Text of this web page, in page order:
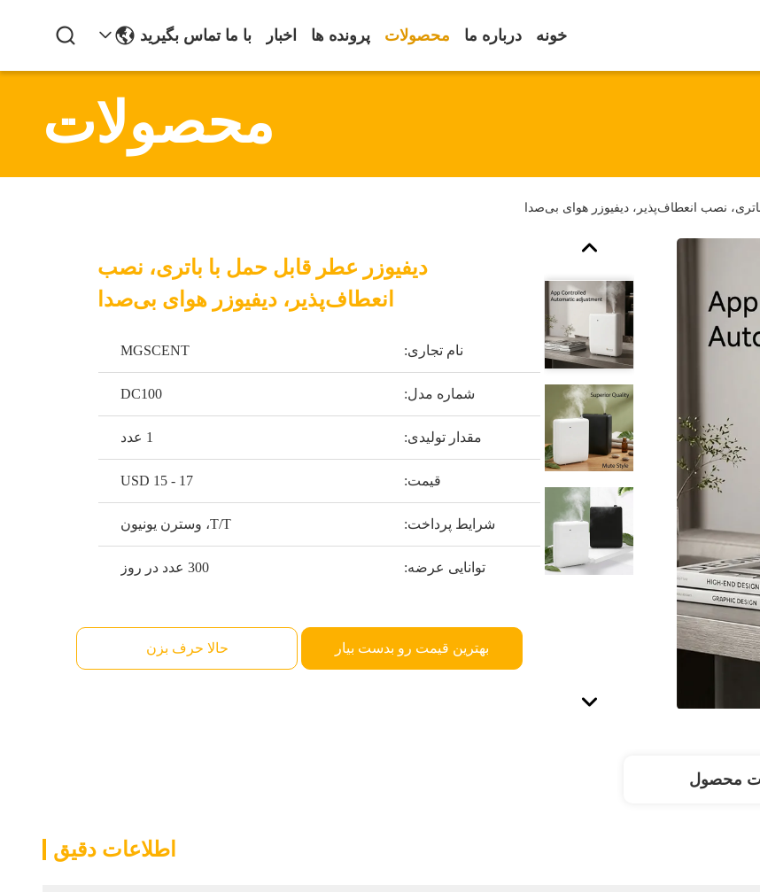
خونه درباره ما محصولات پرونده ها اخبار با ما تماس بگیرید
محصولات
نصب انعطاف‌پذیر، دیفیوزر هوای بی‌صدا
دیفیوزر عطر قابل حمل با باتری، نصب
انعطاف‌پذیر، دیفیوزر هوای بی‌صدا
نام تجاری: MGSCENT
شماره مدل: DC100
مقدار تولیدی: 1 عدد
قیمت: USD 15 - 17
شرایط پرداخت: T/T، وسترن یونیون
توانایی عرضه: 300 عدد در روز
بهترین قیمت رو بدست بیار حالا حرف بزن
محصول
اطلاعات دقیق